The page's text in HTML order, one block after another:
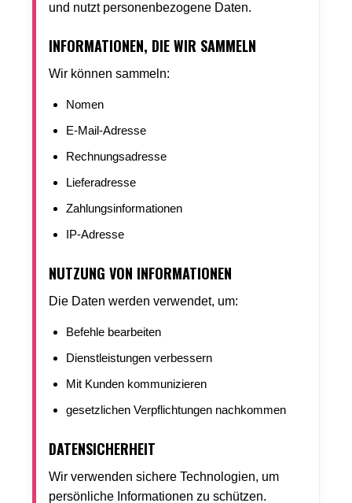
und nutzt personenbezogene Daten.
INFORMATIONEN, DIE WIR SAMMELN
Wir können sammeln:
Nomen
E-Mail-Adresse
Rechnungsadresse
Lieferadresse
Zahlungsinformationen
IP-Adresse
NUTZUNG VON INFORMATIONEN
Die Daten werden verwendet, um:
Befehle bearbeiten
Dienstleistungen verbessern
Mit Kunden kommunizieren
gesetzlichen Verpflichtungen nachkommen
DATENSICHERHEIT
Wir verwenden sichere Technologien, um
persönliche Informationen zu schützen.